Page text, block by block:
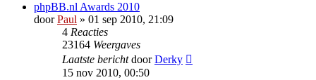
phpBB.nl Awards 2010
doorPaul » 01 sep 2010, 21:09
4 Reacties
23164 Weergaves
Laatste berichtdoorDerky
15 nov 2010, 00:50